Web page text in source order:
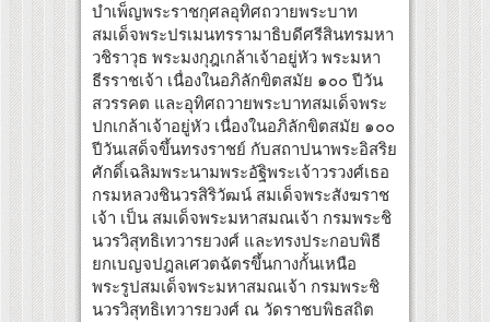
บำเพ็ญพระราชกุศลอุทิศถวายพระบาท
สมเด็จพระปรเมนทรรามาธิบดีศรีสินทรมหา
วชิราวุธ พระมงกุฎเกล้าเจ้าอยู่หัว พระมหา
ธีรราชเจ้า เนื่องในอภิลักขิตสมัย ๑๐๐ ปีวัน
สวรรคต และอุทิศถวายพระบาทสมเด็จพระ
ปกเกล้าเจ้าอยู่หัว เนื่องในอภิลักขิตสมัย ๑๐๐
ปีวันเสด็จขึ้นทรงราชย์ กับสถาปนาพระอิสริย
ศักดิ์เฉลิมพระนามพระอัฐิพระเจ้าวรวงศ์เธอ
กรมหลวงชินวรสิริวัฒน์ สมเด็จพระสังฆราช
เจ้า เป็น สมเด็จพระมหาสมณเจ้า กรมพระชิ
นวรวิสุทธิเทวารยวงศ์ และทรงประกอบพิธี
ยกเบญจปฎลเศวตฉัตรขึ้นกางกั้นเหนือ
พระรูปสมเด็จพระมหาสมณเจ้า กรมพระชิ
นวรวิสุทธิเทวารยวงศ์ ณ วัดราชบพิธสถิต